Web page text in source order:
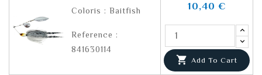
Coloris : Baitfish
Reference :
841630114
10,40 €
 Add To Cart